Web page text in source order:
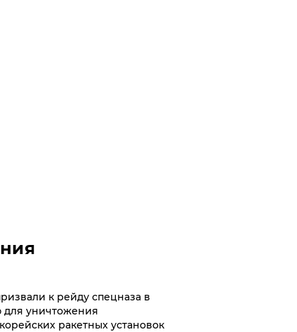
к рейду спецназа в
для уничтожения
ракетных установок